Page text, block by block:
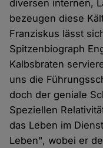
diversen internen,
bezeugen diese
Franziskus lässt
Spitzenbiograph
Kalbsbraten
uns die
doch der geniale
Speziellen
das Leben im
Leben", wobei er